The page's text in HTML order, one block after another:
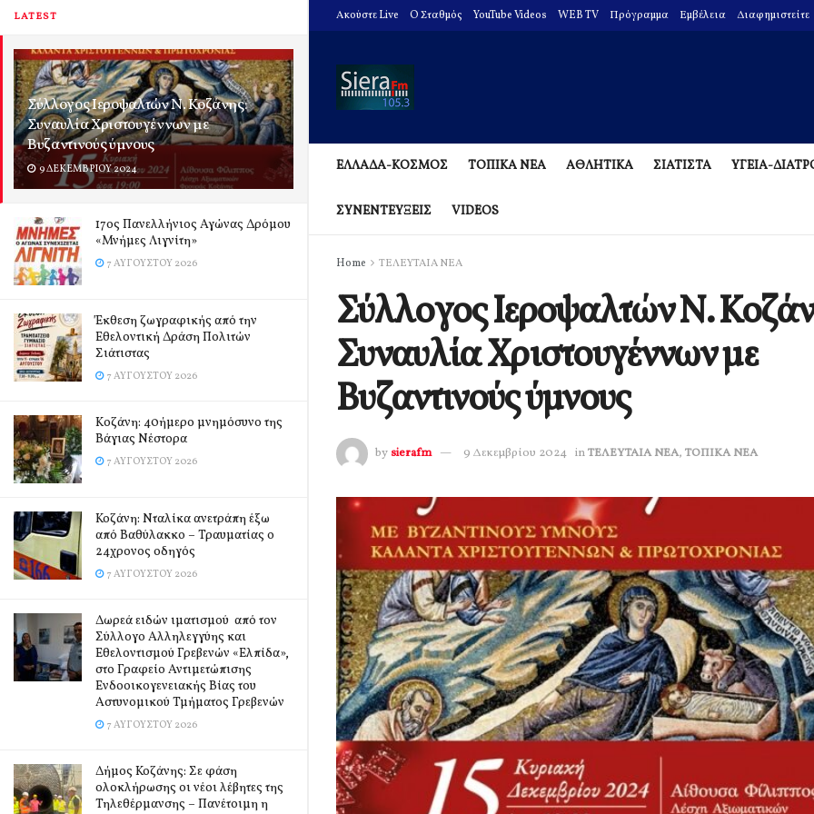
LATEST
Σύλλογος Ιεροψαλτών Ν. Κοζάνης:
Συναυλία Χριστουγέννων με
Βυζαντινούς ύμνους
9 ΔΕΚΕΜΒΡΊΟΥ 2024
17ος Πανελλήνιος Αγώνας Δρόμου
«Μνήμες Λιγνίτη»
7 ΑΥΓΟΎΣΤΟΥ 2026
Έκθεση ζωγραφικής από την
Εθελοντική Δράση Πολιτών
Σιάτιστας
7 ΑΥΓΟΎΣΤΟΥ 2026
Kοζάνη: 40ήμερο μνημόσυνο της
Βάγιας Νέστορα
7 ΑΥΓΟΎΣΤΟΥ 2026
Κοζάνη: Νταλίκα ανετράπη έξω
από Βαθύλακκο – Τραυματίας ο
24χρονος οδηγός
7 ΑΥΓΟΎΣΤΟΥ 2026
Δωρεά ειδών ιματισμού από τον
Σύλλογο Αλληλεγγύης και
Εθελοντισμού Γρεβενών «Ελπίδα»,
στο Γραφείο Αντιμετώπισης
Ενδοοικογενειακής Βίας του
Αστυνομικού Τμήματος Γρεβενών
7 ΑΥΓΟΎΣΤΟΥ 2026
Δήμος Κοζάνης: Σε φάση
ολοκλήρωσης οι νέοι λέβητες της
Τηλεθέρμανσης – Πανέτοιμη η
Ακούστε Live O Σταθμός YouTube Videos WEB TV Πρόγραμμα Εμβέλεια Διαφημιστείτε
ΕΛΛΑΔΑ-ΚΟΣΜΟΣ ΤΟΠΙΚΑ ΝΕΑ ΑΘΛΗΤΙΚΑ ΣΙΑΤΙΣΤΑ ΥΓΕΙΑ-
ΣΥΝΕΝΤΕΥΞΕΙΣ VIDEOS
Home ΤΕΛΕΥΤΑΙΑ ΝΕΑ
Σύλλογος Ιεροψαλτών Ν.
Συναυλία Χριστουγέννων με
Βυζαντινούς ύμνους
by sierafm 9 Δεκεμβρίου 2024 inΤΕΛΕΥΤΑΙΑ ΝΕΑ, ΤΟΠΙΚΑ ΝΕΑ